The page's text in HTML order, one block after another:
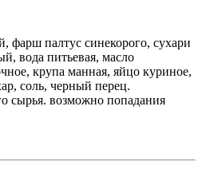
фарш палтус синекорого, сухари
вода питьевая, масло
крупа манная, яйцо куриное,
соль, черный перец.
сырья. возможно попадания